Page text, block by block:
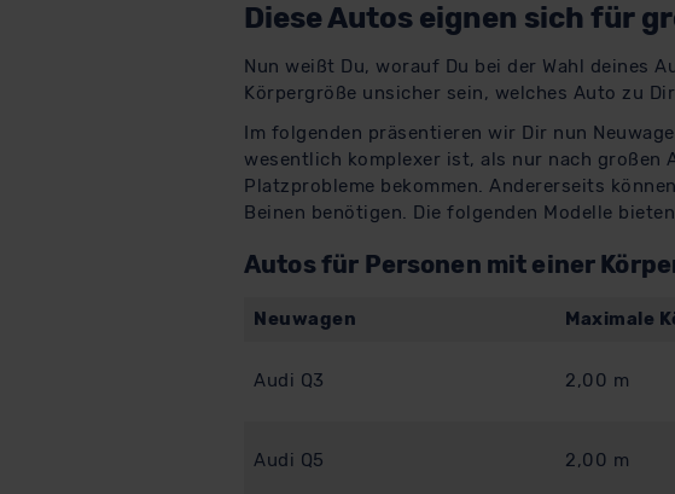
Diese Autos eignen sich für
Nun weißt Du, worauf Du bei der Wahl deines
Körpergröße unsicher sein, welches Auto zu
Im folgenden präsentieren wir Dir nun
wesentlich komplexer ist, als nur nach großen
Platzprobleme bekommen. Andererseits können
Beinen benötigen. Die folgenden Modelle
Autos für Personen mit einer
Neuwagen Maximale
Audi Q3 2,00 m
Audi Q5 2,00 m